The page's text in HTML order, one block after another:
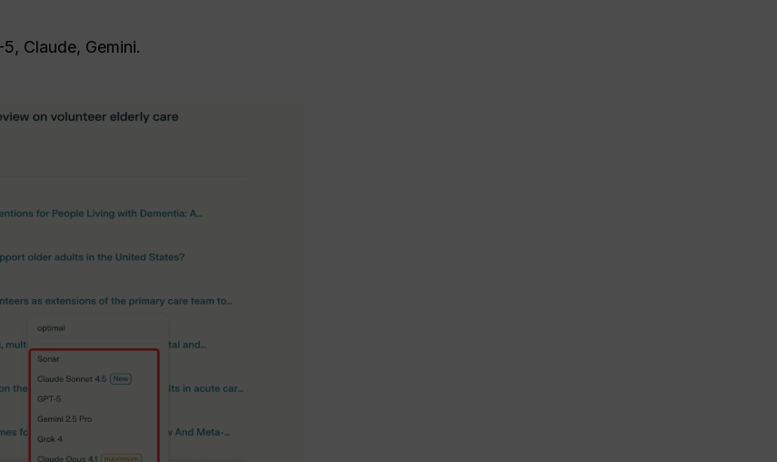
Claude, Gemini.